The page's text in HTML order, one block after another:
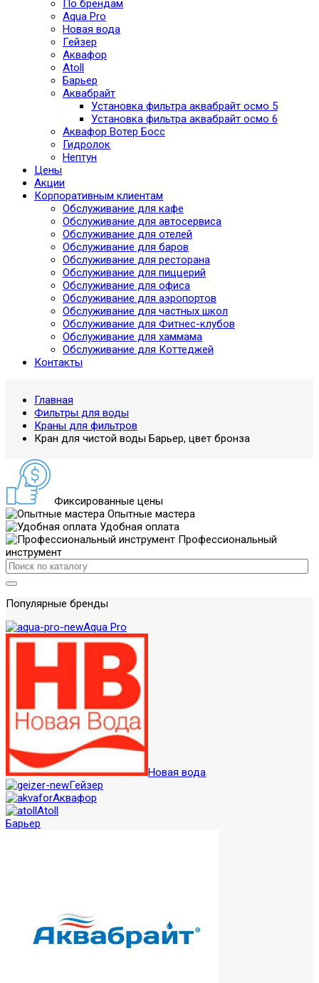
По брендам
Aqua Pro
Новая вода
Гейзер
Аквафор
Atoll
Барьер
Аквабрайт
Установка фильтра аквабрайт осмо 5
Установка фильтра аквабрайт осмо 6
Аквафор Вотер Босс
Гидролок
Нептун
Цены
Акции
Корпоративным клиентам
Обслуживание для кафе
Обслуживание для автосервиса
Обслуживание для отелей
Обслуживание для баров
Обслуживание для ресторана
Обслуживание для пиццерий
Обслуживание для офиса
Обслуживание для аэропортов
Обслуживание для частных школ
Обслуживание для Фитнес-клубов
Обслуживание для хаммама
Обслуживание для Коттеджей
Контакты
Главная
Фильтры для воды
Краны для фильтров
Кран для чистой воды Барьер, цвет бронза
Фиксированные цены
Опытные мастера
Удобная оплата
Профессиональный
инструмент
Популярные бренды
Aqua Pro
Новая вода
Гейзер
Аквафор
Atoll
Барьер